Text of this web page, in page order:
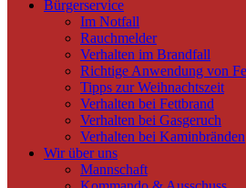
Bürgerservice
Im Notfall
Rauchmelder
Verhalten im Brandfall
Richtige Anwendung von
Tipps zur Weihnachtszeit
Verhalten bei Fettbrand
Verhalten bei Gasgeruch
Verhalten bei Kaminbränden
Wir über uns
Mannschaft